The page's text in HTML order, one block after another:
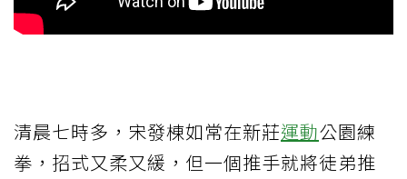
清晨七時多，宋發棟如常在新莊運動公園練
拳，招式又柔又緩，但一個推手就將徒弟推